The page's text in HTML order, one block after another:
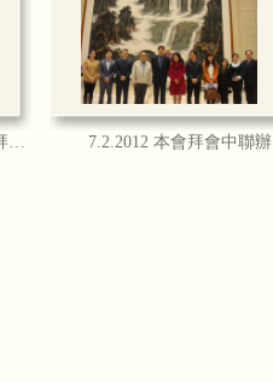
，出席節目訪問，本會會長李周麗華
仕良先生接受訪問。
怡基金會、葡文書店均有售。
4.4.2012 本會會長及副理事長拜訪加拿大門諾大學 7.2.2012 本會拜會中聯辦